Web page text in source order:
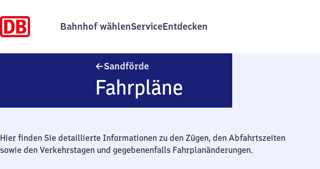
Bahnhof wählenServiceEntdecken
Sandförde
Fahrpläne
Hier finden Sie detaillierte Informationen zu den Zügen, den Abfahrtszeiten
sowie den Verkehrstagen und gegebenenfalls Fahrplanänderungen.